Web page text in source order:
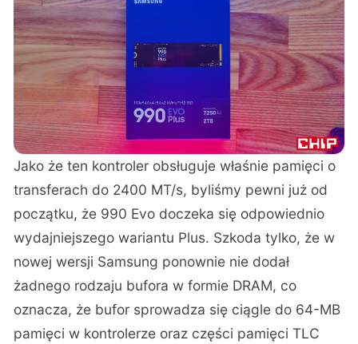
Jako że ten kontroler obsługuje właśnie pamięci o
transferach do 2400 MT/s, byliśmy pewni już od
początku, że 990 Evo doczeka się odpowiednio
wydajniejszego wariantu Plus. Szkoda tylko, że w
nowej wersji Samsung ponownie nie dodał
żadnego rodzaju bufora w formie DRAM, co
oznacza, że bufor sprowadza się ciągle do 64-MB
pamięci w kontrolerze oraz części pamięci TLC